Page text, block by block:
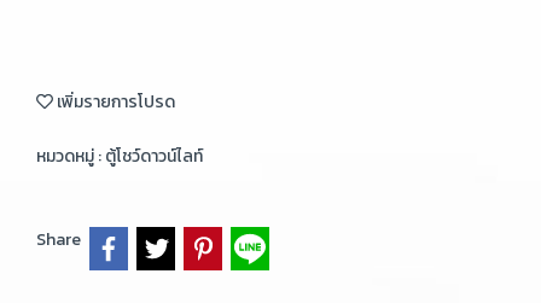
เพิ่มรายการโปรด
หมวดหมู่ :ตู้โชว์ดาวน์ไลท์
Share